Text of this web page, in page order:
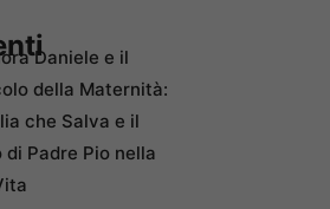
Daniele e il
della Maternità:
che Salva e il
di Padre Pio nella